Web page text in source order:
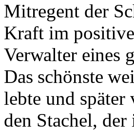
Mitregent der
Kraft im
Verwalter eines
Das schönste
lebte und
den Stachel,